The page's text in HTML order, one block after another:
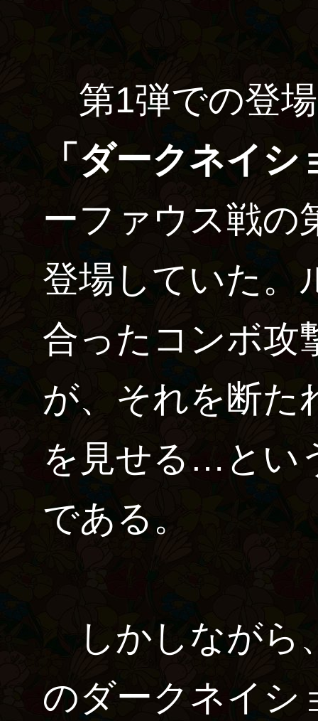
第1弾での登
「ダークネイシ
ーファウス戦の
登場していた。
合ったコンボ攻
が、それを断た
を見せる…とい
である。
しかしながら
のダークネイシ